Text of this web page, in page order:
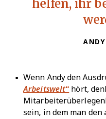
Wenn Andy den
Arbeitswelt“ hört,
sein, in dem man